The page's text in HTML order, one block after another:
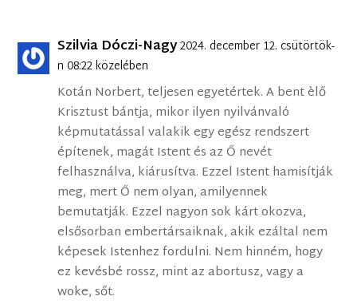
Szilvia Dóczi-Nagy2024. december 12. csütörtök-
n 08:22 közelében
Kotán Norbert, teljesen egyetértek. A bent èlő
Krisztust bántja, mikor ilyen nyilvánvaló
képmutatással valakik egy egész rendszert
építenek, magát Istent és az Ő nevét
felhasználva, kiárusítva. Ezzel Istent hamisítják
meg, mert Ő nem olyan, amilyennek
bemutatják. Ezzel nagyon sok kárt okozva,
elsősorban embertársaiknak, akik ezáltal nem
képesek Istenhez fordulni. Nem hinném, hogy
ez kevésbé rossz, mint az abortusz, vagy a
woke, sőt.